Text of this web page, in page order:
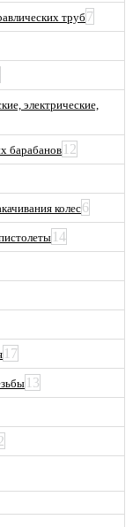
труб 7
электрические,
барабанов 12
колес6
14
17
13